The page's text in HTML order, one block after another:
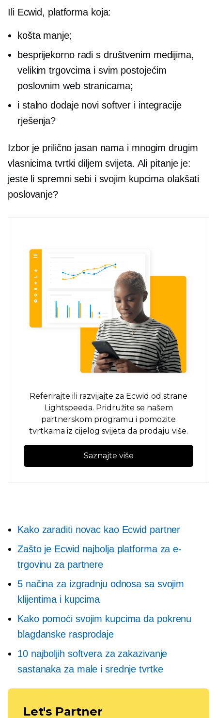
Ili Ecwid, platforma koja:
košta manje;
besprijekorno radi s društvenim medijima,
velikim trgovcima i svim postojećim
poslovnim web stranicama;
i stalno dodaje novi softver i integracije
rješenja?
Izbor je prilično jasan nama i mnogim drugim
vlasnicima tvrtki diljem svijeta. Ali pitanje je:
jeste li spremni sebi i svojim kupcima olakšati
poslovanje?
Referirajte ili razvijajte za Ecwid od strane
Lightspeeda. Pridružite se našem
partnerskom programu i pomozite
tvrtkama iz cijelog svijeta da prodaju više.
Saznajte više
Kako zaraditi novac kao Ecwid partner
Zašto je Ecwid najbolja platforma za e-
trgovinu za partnere
5 načina za izgradnju odnosa sa svojim
klijentima i kupcima
Kako pomoći svojim kupcima da pokrenu
blagdanske rasprodaje
10 najboljih softvera za zakazivanje
sastanaka za male i srednje tvrtke
Let's Partner